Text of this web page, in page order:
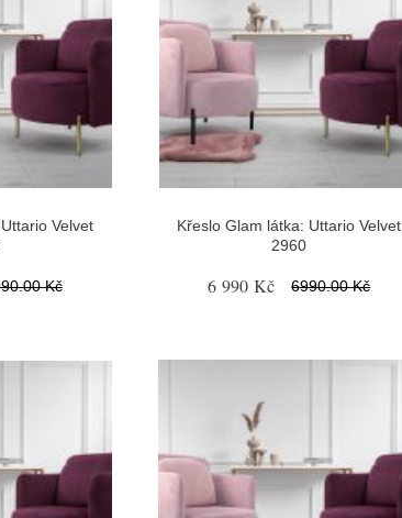
Velvet
Kč
Křeslo Glam látka: Uttario Velvet
2960
6 990 Kč 6990.00 Kč